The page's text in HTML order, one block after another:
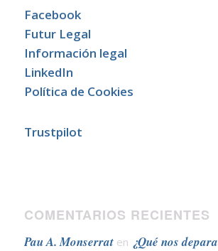
Facebook
Futur Legal
Información legal
LinkedIn
Política de Cookies
Trustpilot
COMENTARIOS RECIENTES
Pau A. Monserraten ¿Qué nos